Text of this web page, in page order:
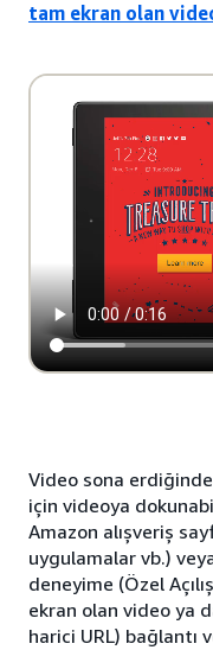
tam ekran olan
Video sona
için videoya
Amazon alışveriş
uygulamalar vb.)
deneyime (Özel
ekran olan video ya
harici URL) bağlantı